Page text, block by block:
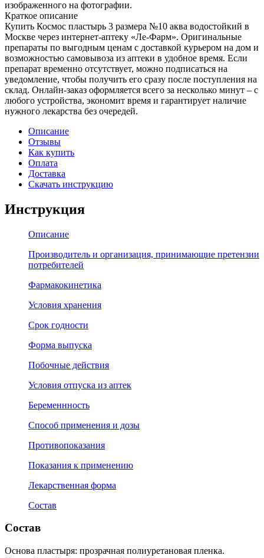
изображенного на фотографии.
Краткое описание
Купить Космос пластырь 3 размера №10 аква водостойкий в
Москве через интернет-аптеку «Ле-Фарм». Оригинальные
препараты по выгодным ценам с доставкой курьером на дом и
возможностью самовывоза из аптеки в удобное время. Если
препарат временно отсутствует, можно подписаться на
уведомление, чтобы получить его сразу после поступления на
склад. Онлайн-заказ оформляется всего за несколько минут – с
любого устройства, экономит время и гарантирует наличие
нужного лекарства без очередей.
Описание
Отзывы
Как купить
Оплата
Доставка
Скачать инструкцию
Инструкция
Описание
Производитель и организация, принимающие претензии
потребителей
Фармакокинетика
Условия хранения
Срок годности
Форма выпуска
Побочные действия
Условия отпуска из аптек
Беременнность
Способ применения и дозы
Противопоказания
Показания к применению
Лекарственная форма
Состав
Состав
Основа пластыря: прозрачная полиуретановая пленка.